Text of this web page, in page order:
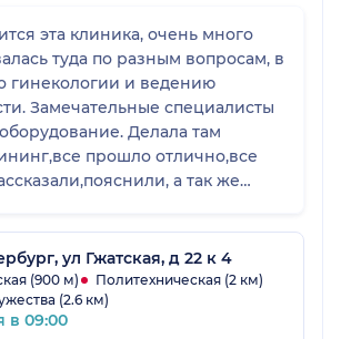
эта клиника, очень много
туда по разным вопросам, в
гинекологии и ведению
Замечательные специалисты
Делала там
прошло отлично,все
а так же
сдавала там кровь,тоже
проходило.ул Гжатская, д 22 к 4
(900 м)
Политехническая (2 км)
(2.6 км)
в 09:00